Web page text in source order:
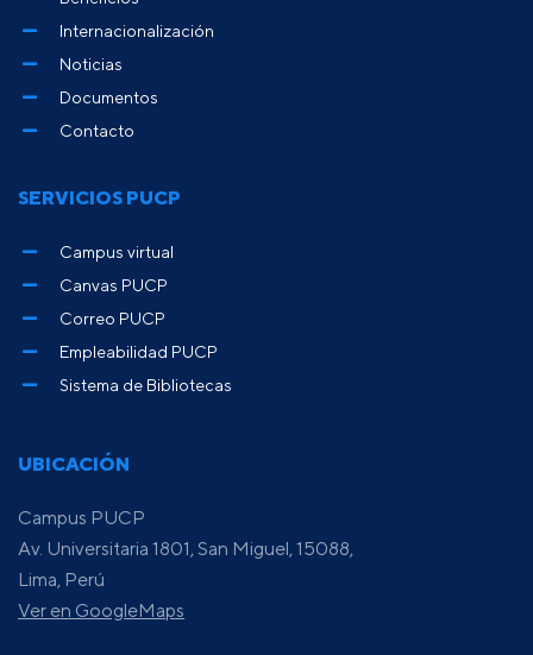
UBICACIÓN
Campus PUCP
Av. Universitaria 1801, San Miguel, 15088,
Lima, Perú
Ver en GoogleMaps
Internacionalización
Noticias
Documentos
Contacto
SERVICIOS PUCP
Campus virtual
Canvas PUCP
Correo PUCP
Empleabilidad PUCP
Sistema de Bibliotecas